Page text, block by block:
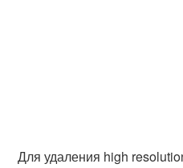
Для удаления high